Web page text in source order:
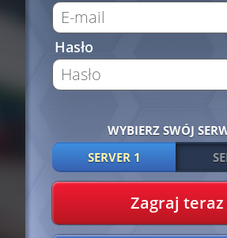
Hasło
WYBIERZ SWÓJ
SERVER 1
Zagraj teraz